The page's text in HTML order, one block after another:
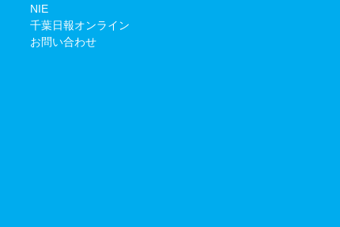
NIE
千葉日報オンライン
お問い合わせ